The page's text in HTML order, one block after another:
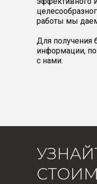
работы мы
Для получения
информации,
с нами.